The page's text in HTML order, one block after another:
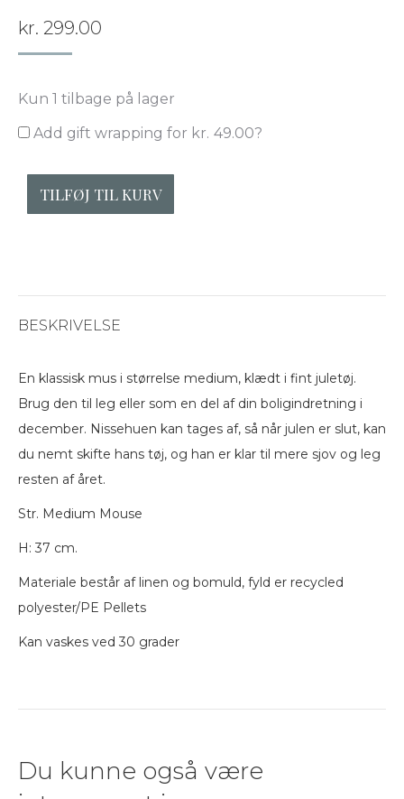
kr. 299.00
Kun 1 tilbage på lager
Add
gift
wrapping
Add gift wrapping for kr. 49.00?
TILFØJ TIL KURV
BESKRIVELSE
En klassisk mus i størrelse medium, klædt i fint juletøj.
Brug den til leg eller som en del af din boligindretning i
december. Nissehuen kan tages af, så når julen er slut, kan
du nemt skifte hans tøj, og han er klar til mere sjov og leg
resten af året.
Str. Medium Mouse
H: 37 cm.
Materiale består af linen og bomuld, fyld er recycled
polyester/PE Pellets
Kan vaskes ved 30 grader
Du kunne også være